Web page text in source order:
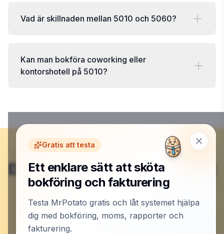
Vad är skillnaden mellan 5010 och 5060?
Kan man bokföra coworking eller
kontorshotell på 5010?
Gratis att testa
Ett enklare sätt att sköta
bokföring och fakturering
Testa MrPotato gratis och låt systemet hjälpa
dig med bokföring, moms, rapporter och
fakturering.
Du är klar här – nu börjar det
roliga.
Skapa konto och låt MrPotato jobba